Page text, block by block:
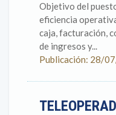
Objetivo del
eficiencia
caja, facturación,
de ingresos y...
Publicación: 28/